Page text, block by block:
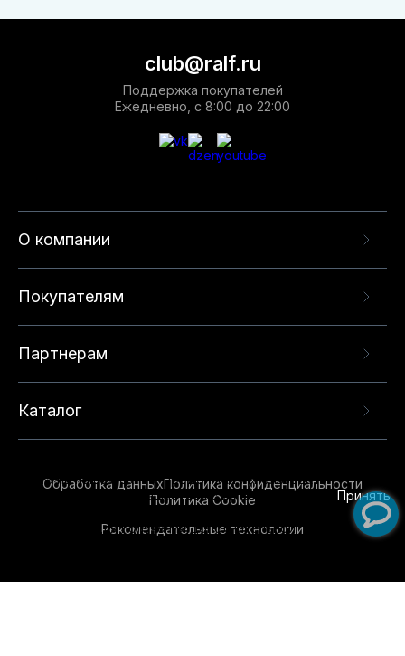
О компании
Покупателям
Партнерам
Каталог
club@ralf.ru
Поддержка покупателей
Ежедневно, с 8:00 до 22:00
Обработка данныхПолитика конфиденциальности
Политика Cookie
Рекомендательные технологии
опыта на нашем сайте. Продолжая использовать
данный сайт, вы соглашаетесь с использованием
технологий. Для получения дополнительной
Принять